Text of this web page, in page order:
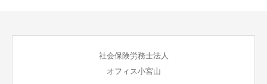
社会保険労務士法人
オフィス小宮山